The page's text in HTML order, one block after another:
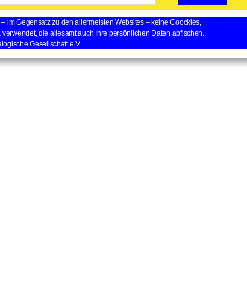
im Gegensatz zu den allermeisten Websites – keine Coockies,
die allesamt auch Ihre persönlichen Daten abfischen.
Gesellschaft e.V.